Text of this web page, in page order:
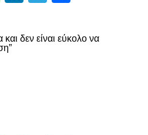
δεν είναι εύκολο να